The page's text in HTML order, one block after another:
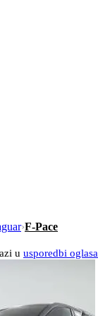
›F-Pace
u usporedbi oglasa